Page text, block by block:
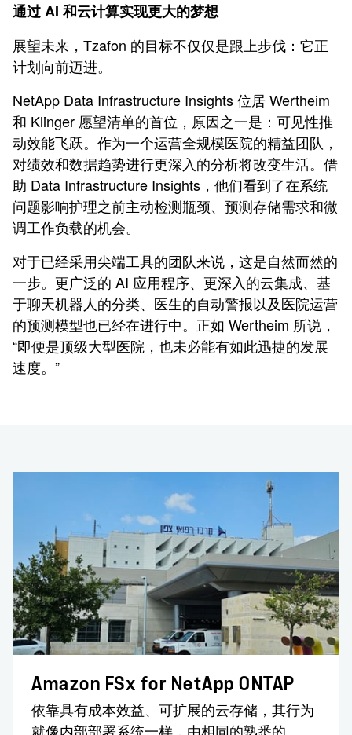
通过 AI 和云计算实现更大的梦想
展望未来，Tzafon 的目标不仅仅是跟上步伐：它正
计划向前迈进。
NetApp Data Infrastructure Insights 位居 Wertheim
和 Klinger 愿望清单的首位，原因之一是：可见性推
动效能飞跃。作为一个运营全规模医院的精益团队，
对绩效和数据趋势进行更深入的分析将改变生活。借
助 Data Infrastructure Insights，他们看到了在系统
问题影响护理之前主动检测瓶颈、预测存储需求和微
调工作负载的机会。
对于已经采用尖端工具的团队来说，这是自然而然的
一步。更广泛的 AI 应用程序、更深入的云集成、基
于聊天机器人的分类、医生的自动警报以及医院运营
的预测模型也已经在进行中。正如 Wertheim 所说，
“即便是顶级大型医院，也未必能有如此迅捷的发展
速度。”
Amazon FSx for NetApp ONTAP
依靠具有成本效益、可扩展的云存储，其行为
就像内部部署系统一样，由相同的熟悉的